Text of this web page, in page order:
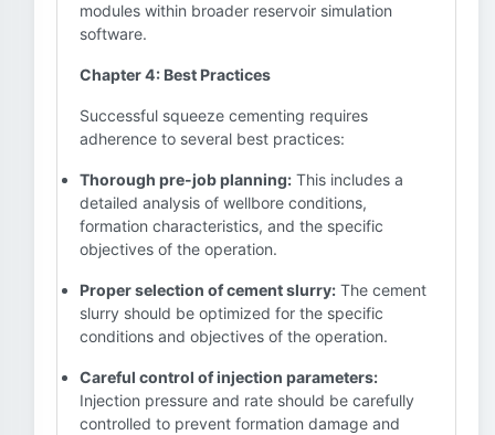
modules within broader reservoir simulation
software.
Chapter 4: Best Practices
Successful squeeze cementing requires
adherence to several best practices:
Thorough pre-job planning: This includes a
detailed analysis of wellbore conditions,
formation characteristics, and the specific
objectives of the operation.
Proper selection of cement slurry: The cement
slurry should be optimized for the specific
conditions and objectives of the operation.
Careful control of injection parameters:
Injection pressure and rate should be carefully
controlled to prevent formation damage and